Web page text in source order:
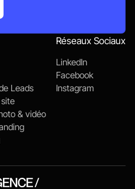
Leads
& vidéo
Réseaux Sociaux
LinkedIn
Facebook
Instagram